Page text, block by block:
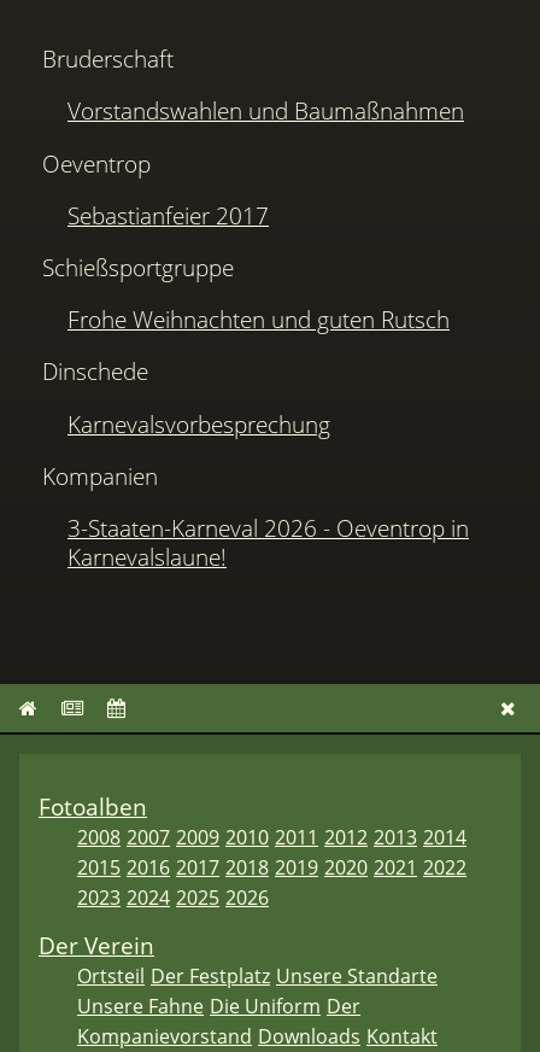
Bruderschaft
Vorstandswahlen und Baumaßnahmen
Oeventrop
Sebastianfeier 2017
Schießsportgruppe
Frohe Weihnachten und guten Rutsch
Dinschede
Karnevalsvorbesprechung
Kompanien
3-Staaten-Karneval 2026 - Oeventrop in
Karnevalslaune!
Fotoalben
2008 2007 2009 2010 2011 2012 2013 2014
2015 2016 2017 2018 2019 2020 2021 2022
2023 2024 2025 2026
Der Verein
Ortsteil Der Festplatz Unsere Standarte
Unsere Fahne Die Uniform Der
Kompanievorstand Downloads Kontakt